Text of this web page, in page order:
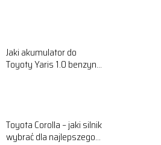
Jaki akumulator do
Toyoty Yaris 1.0 benzyna
Toyota Corolla – jaki silnik
wybrać dla najlepszego